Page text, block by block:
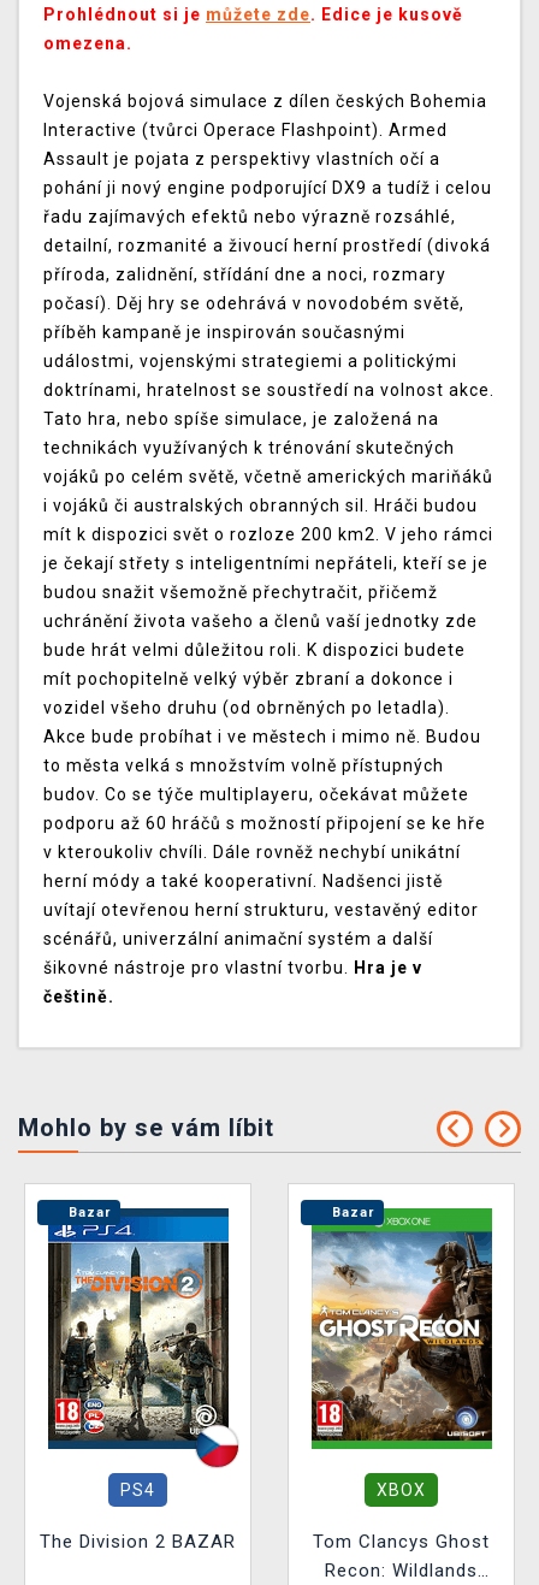
Prohlédnout si je můžete zde. Edice je kusově
omezena.
Vojenská bojová simulace z dílen českých Bohemia
Interactive (tvůrci Operace Flashpoint). Armed
Assault je pojata z perspektivy vlastních očí a
pohání ji nový engine podporující DX9 a tudíž i celou
řadu zajímavých efektů nebo výrazně rozsáhlé,
detailní, rozmanité a živoucí herní prostředí (divoká
příroda, zalidnění, střídání dne a noci, rozmary
počasí). Děj hry se odehrává v novodobém světě,
příběh kampaně je inspirován současnými
událostmi, vojenskými strategiemi a politickými
doktrínami, hratelnost se soustředí na volnost akce.
Tato hra, nebo spíše simulace, je založená na
technikách využívaných k trénování skutečných
vojáků po celém světě, včetně amerických mariňáků
i vojáků či australských obranných sil. Hráči budou
mít k dispozici svět o rozloze 200 km2. V jeho rámci
je čekají střety s inteligentními nepřáteli, kteří se je
budou snažit všemožně přechytračit, přičemž
uchránění života vašeho a členů vaší jednotky zde
bude hrát velmi důležitou roli. K dispozici budete
mít pochopitelně velký výběr zbraní a dokonce i
vozidel všeho druhu (od obrněných po letadla).
Akce bude probíhat i ve městech i mimo ně. Budou
to města velká s množstvím volně přístupných
budov. Co se týče multiplayeru, očekávat můžete
podporu až 60 hráčů s možností připojení se ke hře
v kteroukoliv chvíli. Dále rovněž nechybí unikátní
herní módy a také kooperativní. Nadšenci jistě
uvítají otevřenou herní strukturu, vestavěný editor
scénářů, univerzální animační systém a další
šikovné nástroje pro vlastní tvorbu. Hra je v
češtině.
Mohlo by se vám líbit
Bazar
PS4
The Division 2 BAZAR
Bazar
XBOX
Tom Clancys Ghost
Recon: Wildlands